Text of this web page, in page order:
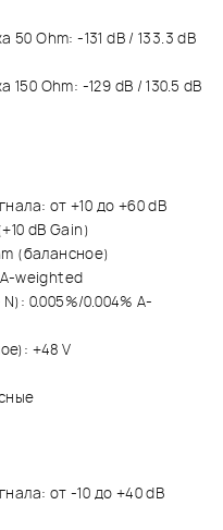
Ohm: -131 dB / 133.3 dB
Ohm: -129 dB / 130.5 dB
от +10 до +60 dB
dB Gain)
(балансное)
weighted
0.005%/0.004% A-
+48 V
от -10 до +40 dB